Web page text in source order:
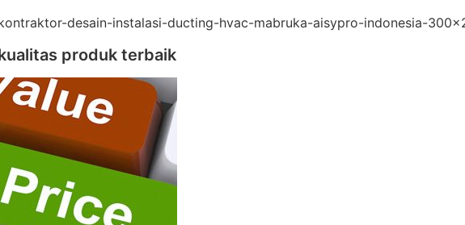
produk terbaik